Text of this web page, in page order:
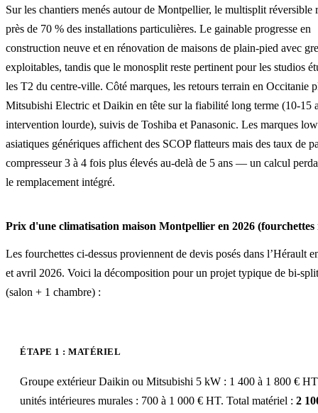
Sur les chantiers menés autour de Montpellier, le multisplit réversible
près de 70 % des installations particulières. Le gainable progresse en
construction neuve et en rénovation de maisons de plain-pied avec
exploitables, tandis que le monosplit reste pertinent pour les studios
les T2 du centre-ville. Côté marques, les retours terrain en Occitanie
Mitsubishi Electric et Daikin en tête sur la fiabilité long terme (10-15
intervention lourde), suivis de Toshiba et Panasonic. Les marques
asiatiques génériques affichent des SCOP flatteurs mais des taux de
compresseur 3 à 4 fois plus élevés au-delà de 5 ans — un calcul
le remplacement intégré.
Prix d'une climatisation maison Montpellier en 2026 (fourchettes
Les fourchettes ci-dessus proviennent de devis posés dans l’Hérault
et avril 2026. Voici la décomposition pour un projet typique de bi-
(salon + 1 chambre) :
ÉTAPE 1 : MATÉRIEL
Groupe extérieur Daikin ou Mitsubishi 5 kW : 1 400 à 1 800 €
unités intérieures murales : 700 à 1 000 € HT. Total matériel : 2